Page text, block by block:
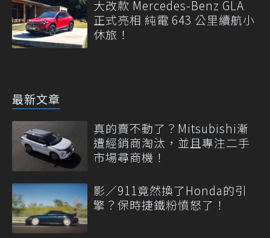
大改款 Mercedes-Benz GLA
正式亮相 純電 643 公里續航小
休旅！
最新文章
真的賣不動了？Mitsubishi漸
遭經銷商淘汰，並且專注二手
市場尋商機！
影／911竟然換了Honda的引
擎？保時捷鐵粉憤怒了！